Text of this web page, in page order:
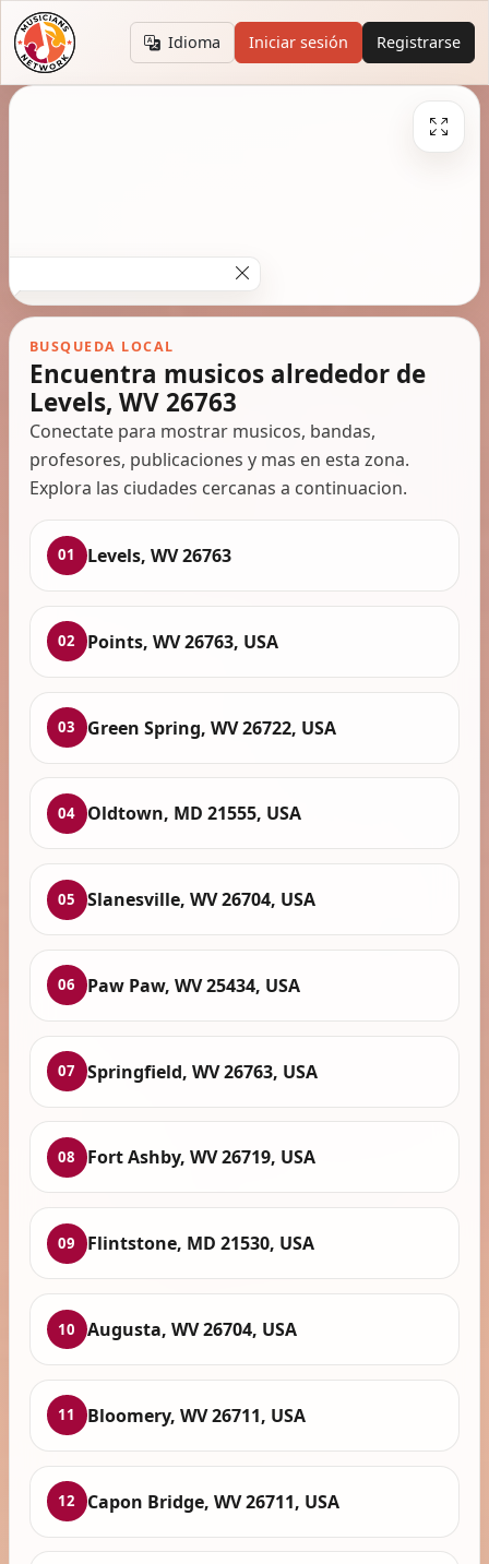
Idioma Iniciar sesión Registrarse
BUSQUEDA LOCAL
Encuentra musicos alrededor de
Levels, WV 26763
Conectate para mostrar musicos, bandas,
profesores, publicaciones y mas en esta zona.
Explora las ciudades cercanas a continuacion.
01 Levels, WV 26763
02 Points, WV 26763, USA
03 Green Spring, WV 26722, USA
04 Oldtown, MD 21555, USA
05 Slanesville, WV 26704, USA
06 Paw Paw, WV 25434, USA
07 Springfield, WV 26763, USA
08 Fort Ashby, WV 26719, USA
09 Flintstone, MD 21530, USA
10 Augusta, WV 26704, USA
11 Bloomery, WV 26711, USA
12 Capon Bridge, WV 26711, USA